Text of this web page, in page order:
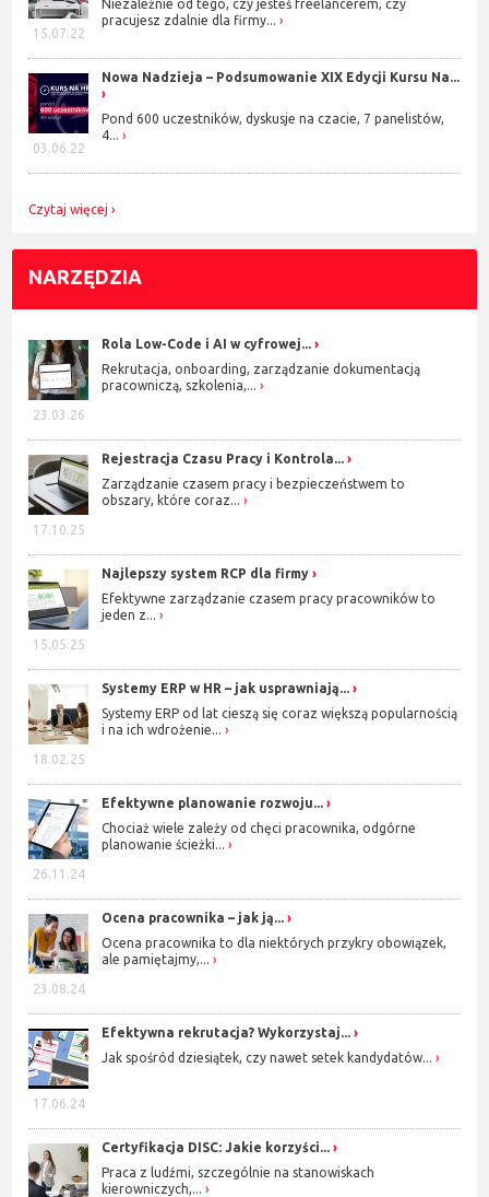
15.07.22
Niezależnie od tego, czy jesteś freelancerem, czy
pracujesz zdalnie dla firmy...
03.06.22
Nowa Nadzieja – Podsumowanie XIX Edycji Kursu Na...
Pond 600 uczestników, dyskusje na czacie, 7 panelistów,
4...
Czytaj więcej
NARZĘDZIA
23.03.26
Rola Low-Code i AI w cyfrowej...
Rekrutacja, onboarding, zarządzanie dokumentacją
pracowniczą, szkolenia,...
17.10.25
Rejestracja Czasu Pracy i Kontrola...
Zarządzanie czasem pracy i bezpieczeństwem to
obszary, które coraz...
15.05.25
Najlepszy system RCP dla firmy
Efektywne zarządzanie czasem pracy pracowników to
jeden z...
18.02.25
Systemy ERP w HR – jak usprawniają...
Systemy ERP od lat cieszą się coraz większą popularnością
i na ich wdrożenie...
26.11.24
Efektywne planowanie rozwoju...
Chociaż wiele zależy od chęci pracownika, odgórne
planowanie ścieżki...
23.08.24
Ocena pracownika – jak ją...
Ocena pracownika to dla niektórych przykry obowiązek,
ale pamiętajmy,...
17.06.24
Efektywna rekrutacja? Wykorzystaj...
Jak spośród dziesiątek, czy nawet setek kandydatów...
Certyfikacja DISC: Jakie korzyści...
Praca z ludźmi, szczególnie na stanowiskach
kierowniczych,...